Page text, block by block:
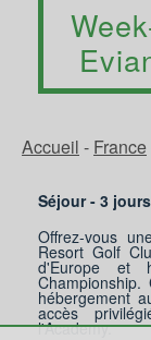
Accueil - France
Séjour - 3
Offrez-vous
Resort Golf
d'Europe et
hébergement
accès
l'Academy.